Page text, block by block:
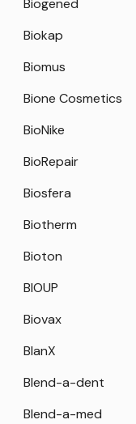
Biogened
Biokap
Biomus
Bione Cosmetics
BioNike
BioRepair
Biosfera
Biotherm
Bioton
BIOUP
Biovax
BlanX
Blend-a-dent
Blend-a-med